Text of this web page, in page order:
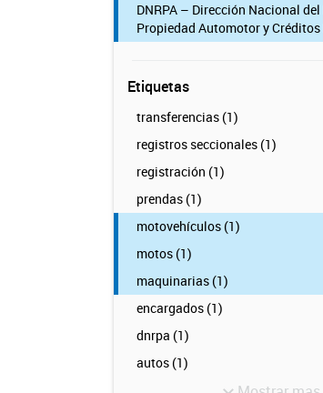
DNRPA – Dirección Nacional
Propiedad Automotor y
Etiquetas
transferencias (1)
registros seccionales (1)
registración (1)
prendas (1)
motovehículos (1)
motos (1)
maquinarias (1)
encargados (1)
dnrpa (1)
autos (1)